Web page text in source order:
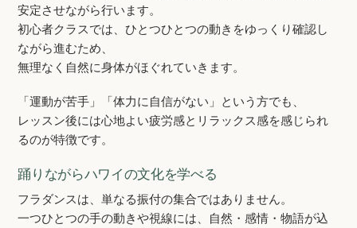
安定させながら行います。
初心者クラスでは、ひとつひとつの動きをゆっくり確認し
ながら進むため、
無理なく自然に身体がほぐれていきます。
「運動が苦手」「体力に自信がない」という方でも、
レッスン後には心地よい疲労感とリラックス感を感じられ
るのが特徴です。
踊りながらハワイの文化を学べる
フラダンスは、単なる振付の集合ではありません。
一つひとつの手の動きや視線には、自然・感情・物語が込